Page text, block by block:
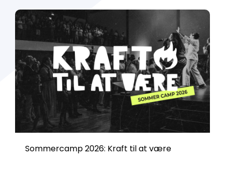
Sommercamp 2026: Kraft til at være